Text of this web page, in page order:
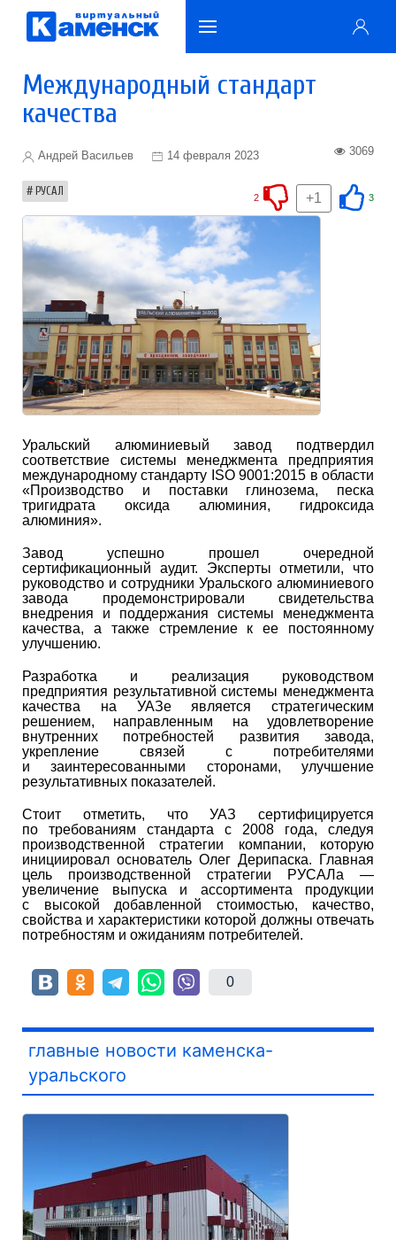
Международный стандарт
качества
Андрей Васильев 14 февраля 2023 3069
РУСАЛ 3
+1
2
Уральский алюминиевый завод подтвердил
соответствие системы менеджмента предприятия
международному стандарту ISO 9001:2015 в области
«Производство и поставки глинозема, песка
тригидрата оксида алюминия, гидроксида
алюминия».
Завод успешно прошел очередной
сертификационный аудит. Эксперты отметили, что
руководство и сотрудники Уральского алюминиевого
завода продемонстрировали свидетельства
внедрения и поддержания системы менеджмента
качества, а также стремление к ее постоянному
улучшению.
Разработка и реализация руководством
предприятия результативной системы менеджмента
качества на УАЗе является стратегическим
решением, направленным на удовлетворение
внутренних потребностей развития завода,
укрепление связей с потребителями
и заинтересованными сторонами, улучшение
результативных показателей.
Стоит отметить, что УАЗ сертифицируется
по требованиям стандарта с 2008 года, следуя
производственной стратегии компании, которую
инициировал основатель Олег Дерипаска. Главная
цель производственной стратегии РУСАЛа —
увеличение выпуска и ассортимента продукции
с высокой добавленной стоимостью, качество,
свойства и характеристики которой должны отвечать
потребностям и ожиданиям потребителей.
0
главные новости каменска-
уральского